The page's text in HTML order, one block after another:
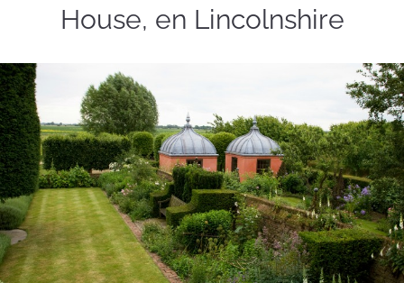
House, en Lincolnshire